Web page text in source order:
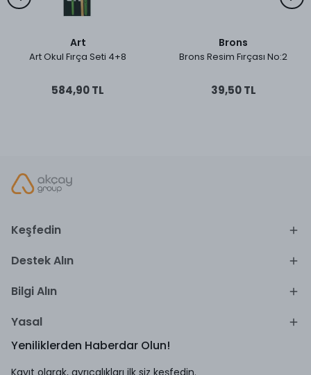
Art
Art Okul Fırça Seti 4+8
584,90 TL
Brons
Brons Resim Fırçası No:2
39,50 TL
Keşfedin
Destek Alın
Bilgi Alın
Yasal
Yeniliklerden Haberdar Olun!
Kayıt olarak, ayrıcalıkları ilk siz keşfedin.